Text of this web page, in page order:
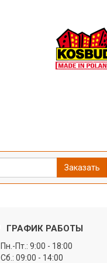
Заказать
ГРАФИК РАБОТЫ
Пн.-Пт.: 9:00 - 18:00
Сб.: 09:00 - 14:00